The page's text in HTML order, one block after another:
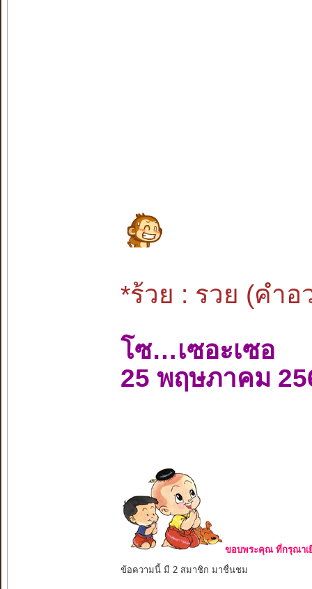
*ร้วย : รวย (คำ
โซ…เซอะเซอ
25 พฤษภาคม
ขอบพระคุณ ที่กรุณาเ
ข้อความนี้ มี 2 สมาชิก มาชื่นชม